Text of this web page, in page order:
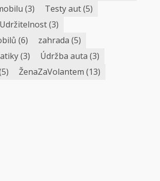
(3) Testy aut(5)
Udržitelnost(3)
(6) zahrada (5)
(3) Údržba auta (3)
ŽenaZaVolantem (13)